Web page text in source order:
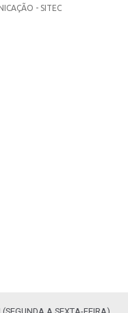
- SITEC